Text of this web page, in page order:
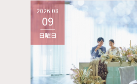
2026.08
09
日曜日